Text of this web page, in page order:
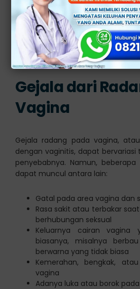
v.
Ciri-ciri lainnya bisa meliputi
kewanitaan, pendarahan,
melakukan hubungan intim
Gejala dari
Vagina
Gejala radang pada vagina,
dengan vaginitis, dapat
penyebabnya. Namun,
dapat muncul antara lain:
Gatal pada area vagina dan
Rasa sakit atau terbakar
berhubungan seksual
Keluarnya cairan vagina
biasanya, misalnya
berwarna yang tidak biasa
Kemerahan, bengkak,
vagina
Adanya luka atau borok